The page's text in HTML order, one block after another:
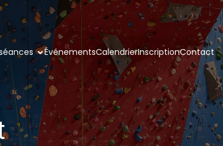
ÉvénementsCalendrierInscriptionContact